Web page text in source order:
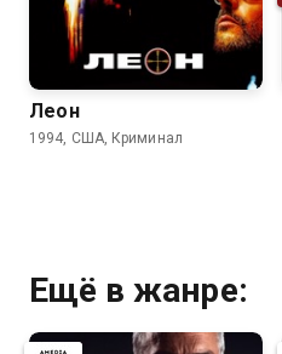
Леон
1994, США, Криминал
Ещё в жанре: